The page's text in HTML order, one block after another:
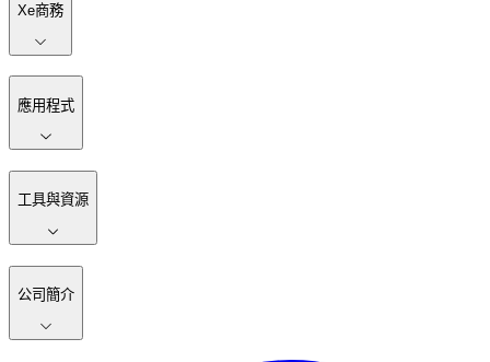
Xe商務
應用程式
工具與資源
公司簡介